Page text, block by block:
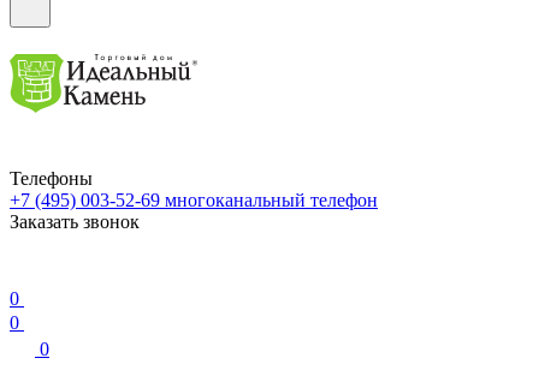
Телефоны
+7 (495) 003-52-69 многоканальный телефон
Заказать звонок
0
0
0